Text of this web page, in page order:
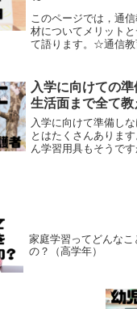
このページでは，通
材についてメリット
て語ります。☆通信教
小学生版◆スマイル
学ぶ 【小学生向け通
入学に向けての
生活面まで全て教
入学に向けて準備し
とはたくさんありま
ん学習用具もそうで
家庭学習ってどんな
の？（高学年）